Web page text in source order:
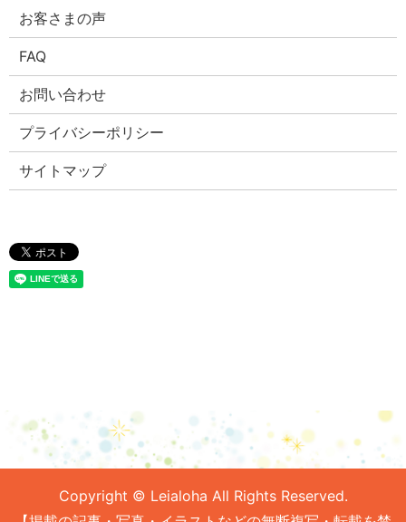
お客さまの声
FAQ
お問い合わせ
プライバシーポリシー
サイトマップ
Copyright © Leialoha All Rights Reserved.